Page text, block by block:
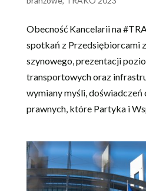
Obecność Kancelarii na
spotkań z Przedsiębiorcami
szynowego, prezentacji
transportowych oraz
wymiany myśli, doświadczeń
prawnych, które Partyka i